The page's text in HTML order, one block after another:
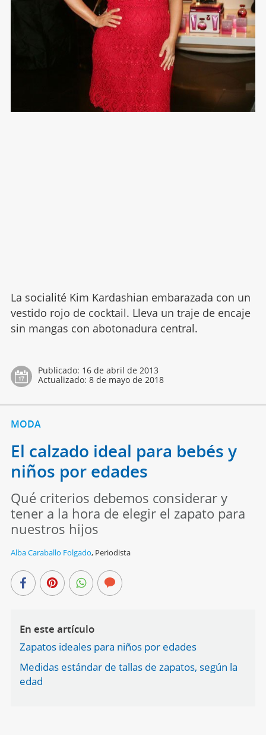
La socialité Kim Kardashian embarazada con un
vestido rojo de cocktail. Lleva un traje de encaje
sin mangas con abotonadura central.
Publicado: 16 de abril de 2013
Actualizado: 8 de mayo de 2018
MODA
El calzado ideal para bebés y
niños por edades
Qué criterios debemos considerar y
tener a la hora de elegir el zapato para
nuestros hijos
Alba Caraballo Folgado, Periodista
En este artículo
Zapatos ideales para niños por edades
Medidas estándar de tallas de zapatos, según la
edad